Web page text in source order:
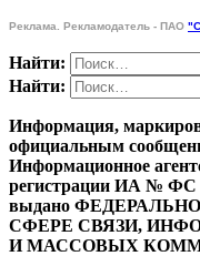
Реклама. Рекламодатель - ПАО
Найти:
Найти:
Информация,
официальным
Информационное
регистрации ИА № ФС
выдано
СФЕРЕ СВЯЗИ,
И МАССОВЫХ